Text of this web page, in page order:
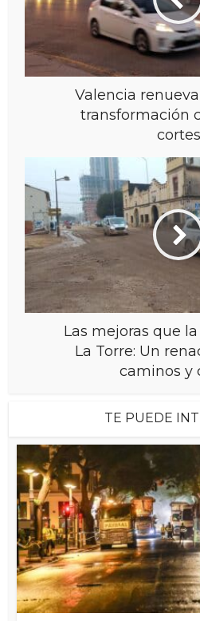
Valencia
transformación
cortes
Las mejoras que
La Torre: Un
caminos y
TE PUEDE